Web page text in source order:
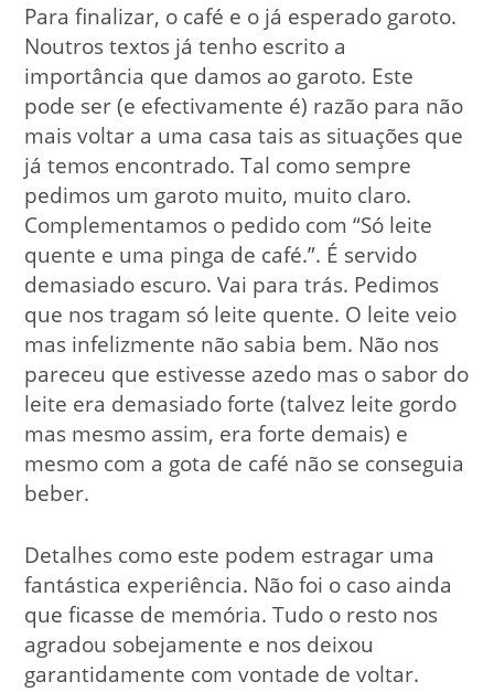
Para finalizar, o café e o já esperado garoto.
Noutros textos já tenho escrito a
importância que damos ao garoto. Este
pode ser (e efectivamente é) razão para não
mais voltar a uma casa tais as situações que
já temos encontrado. Tal como sempre
pedimos um garoto muito, muito claro.
Complementamos o pedido com “Só leite
quente e uma pinga de café.”. É servido
demasiado escuro. Vai para trás. Pedimos
que nos tragam só leite quente. O leite veio
mas infelizmente não sabia bem. Não nos
pareceu que estivesse azedo mas o sabor do
leite era demasiado forte (talvez leite gordo
mas mesmo assim, era forte demais) e
mesmo com a gota de café não se conseguia
beber.
Detalhes como este podem estragar uma
fantástica experiência. Não foi o caso ainda
que ficasse de memória. Tudo o resto nos
agradou sobejamente e nos deixou
garantidamente com vontade de voltar.